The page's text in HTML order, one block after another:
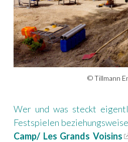
© Tillmann
Wer und was steckt
Festspielen
Camp/ Les Grands Voisins